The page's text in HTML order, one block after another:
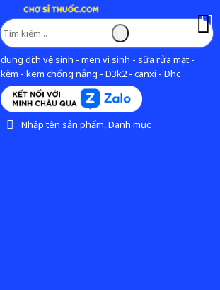
dung dịch vệ sinh - men vi sinh - sữa rửa mặt -
kẽm - kem chống nắng - D3k2 - canxi - Dhc
Nhập tên sản phẩm, Danh mục